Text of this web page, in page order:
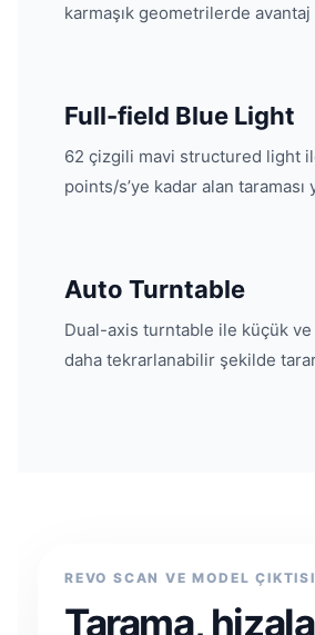
karmaşık geometrilerde avantaj
Full-field Blue Light
62 çizgili mavi structured light
points/s’ye kadar alan taraması
Auto Turntable
Dual-axis turntable ile küçük
daha tekrarlanabilir şekilde
REVO SCAN VE MODEL ÇIKTISI
Tarama,